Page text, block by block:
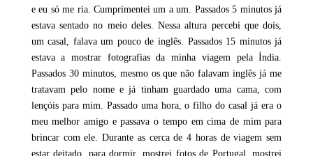
e eu só me ria. Cumprimentei um a um. Passados 5 minutos já
estava sentado no meio deles. Nessa altura percebi que dois,
um casal, falava um pouco de inglês. Passados 15 minutos já
estava a mostrar fotografias da minha viagem pela Índia.
Passados 30 minutos, mesmo os que não falavam inglês já me
tratavam pelo nome e já tinham guardado uma cama, com
lençóis para mim. Passado uma hora, o filho do casal já era o
meu melhor amigo e passava o tempo em cima de mim para
brincar com ele. Durante as cerca de 4 horas de viagem sem
estar deitado, para dormir, mostrei fotos de Portugal, mostrei